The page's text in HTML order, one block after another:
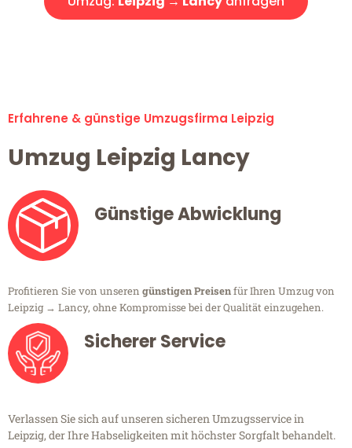
Erfahrene & günstige Umzugsfirma Leipzig
Umzug Leipzig Lancy
Günstige Abwicklung
Profitieren Sie von unseren günstigen Preisenfür Ihren Umzug von
Leipzig → Lancy, ohne Kompromisse bei der Qualität einzugehen.
Sicherer Service
Verlassen Sie sich auf unseren sicheren Umzugsservice in
Leipzig, der Ihre Habseligkeiten mit höchster Sorgfalt behandelt.